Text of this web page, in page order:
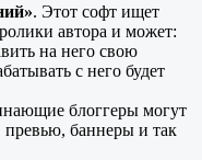
. Этот софт ищет
автора и может:
на него свою
с него будет
блоггеры могут
превью, баннеры и так